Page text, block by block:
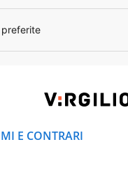
E CONTRARI